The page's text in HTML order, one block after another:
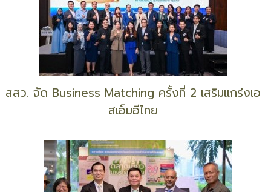
สสว. จัด Business Matching ครั้งที่ 2 เสริมแกร่งเอ
สเอ็มอีไทย